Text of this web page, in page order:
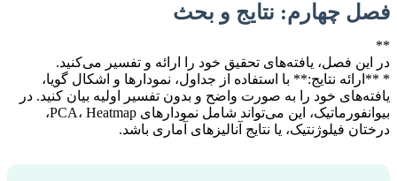
فصل چهارم: نتایج و بحث
**
در این فصل، یافته‌های تحقیق خود را ارائه و تفسیر می‌کنید.
* **ارائه نتایج:** با استفاده از جداول، نمودارها و اشکال گویا،
یافته‌های خود را به صورت واضح و بدون تفسیر اولیه بیان کنید. در
بیوانفورماتیک، این می‌تواند شامل نمودارهای PCA، Heatmap،
درختان فیلوژنتیک، یا نتایج آنالیزهای آماری باشد.